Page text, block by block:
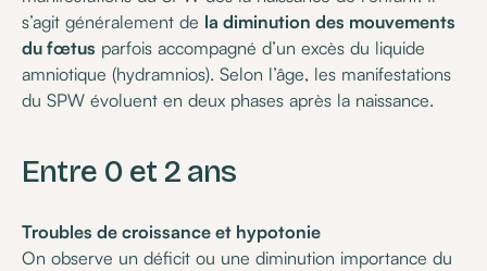
s’agit généralement de la diminution des mouvements
du fœtus parfois accompagné d’un excès du liquide
amniotique (hydramnios). Selon l’âge, les manifestations
du SPW évoluent en deux phases après la naissance.
Entre 0 et 2 ans
Troubles de croissance et hypotonie
On observe un déficit ou une diminution importance du